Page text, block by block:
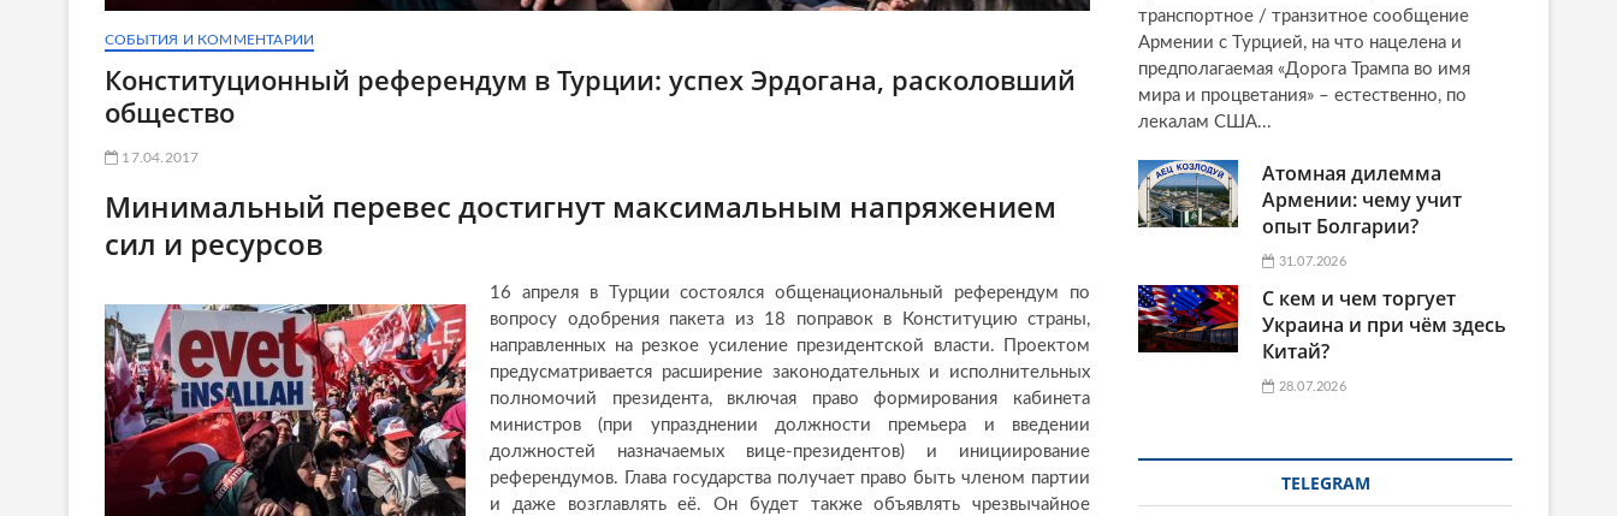
СОБЫТИЯ И КОММЕНТАРИИ
Конституционный референдум в Турции: успех Эрдогана, расколовший
общество
17.04.2017
Минимальный перевес достигнут максимальным напряжением
сил и ресурсов
16 апреля в Турции состоялся общенациональный референдум по
вопросу одобрения пакета из 18 поправок в Конституцию страны,
направленных на резкое усиление президентской власти. Проектом
предусматривается расширение законодательных и исполнительных
полномочий президента, включая право формирования кабинета
министров (при упразднении должности премьера и введении
должностей назначаемых вице-президентов) и инициирование
референдумов. Глава государства получает право быть членом партии
и даже возглавлять её. Он будет также объявлять чрезвычайное
транспортное / транзитное сообщение
Армении с Турцией, на что нацелена и
предполагаемая «Дорога Трампа во имя
мира и процветания» – естественно, по
лекалам США...
Атомная дилемма
Армении: чему учит
опыт Болгарии?
31.07.2026
С кем и чем торгует
Украина и при чём здесь
Китай?
28.07.2026
TELEGRAM